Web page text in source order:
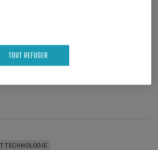
TECHNOLOGIE
TOUT REFUSER